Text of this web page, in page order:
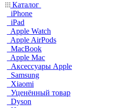
Каталог
iPhone
iPad
Apple Watch
Apple AirPods
MacBook
Apple Mac
Аксессуары Apple
Samsung
Xiaomi
Уценённый товар
Dyson